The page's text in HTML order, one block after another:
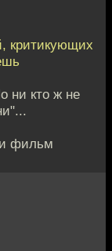
критикующих
ни кто ж не
фильм